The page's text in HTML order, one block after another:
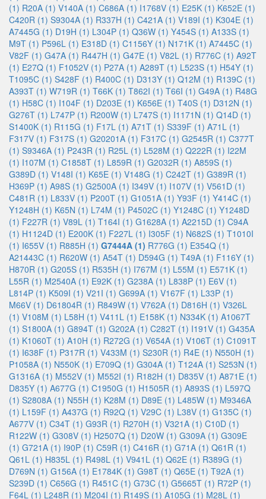
(1) R20A (1) V140A (1) C686A (1) I1768V (1) E25K (1) K652E (1)
C420R (1) S9304A (1) R337H (1) C421A (1) V189I (1) K304E (1)
A7445G (1) D19H (1) L304P (1) Q36W (1) Y454S (1) A133S (1)
M9T (1) P596L (1) E318D (1) C1156Y (1) N171K (1) A7445C (1)
V82F (1) G47A (1) R447H (1) G47E (1) V82L (1) R776C (1) A92T
(1) E27Q (1) F1052V (1) P27A (1) A289T (1) L523S (1) H54Y (1)
T1095C (1) S428F (1) R400C (1) D313Y (1) Q12M (1) R139C (1)
A393T (1) W719R (1) T66K (1) T862I (1) T66I (1) G49A (1) R48G
(1) H58C (1) I104F (1) D203E (1) K656E (1) T40S (1) D312N (1)
G276T (1) L747P (1) R200W (1) L747S (1) I1171N (1) Q14D (1)
S1400K (1) R115G (1) F17L (1) A71T (1) S339F (1) A71L (1)
F317V (1) F317S (1) G20201A (1) F317C (1) G2545R (1) C377T
(1) S9346A (1) P243R (1) R25L (1) L528M (1) Q222R (1) I22M
(1) I107M (1) C1858T (1) L859R (1) G2032R (1) A859S (1)
G389D (1) V148I (1) K65E (1) V148G (1) C242T (1) G389R (1)
H369P (1) A98S (1) G2500A (1) I349V (1) I107V (1) V561D (1)
C481R (1) L833V (1) P200T (1) G1051A (1) Y93F (1) Y414C (1)
Y1248H (1) K65N (1) L74M (1) P4502C (1) Y1248C (1) Y1248D
(1) F227R (1) V89L (1) T164I (1) G1628A (1) A2215D (1) C94A
(1) H1124D (1) E200K (1) F227L (1) I305F (1) N682S (1) T1010I
(1) I655V (1) R885H (1) G7444A (1) R776G (1) E354Q (1)
A21443C (1) R620W (1) A54T (1) D594G (1) T49A (1) F116Y (1)
H870R (1) G205S (1) R535H (1) I767M (1) L55M (1) E571K (1)
L55R (1) M2540A (1) E92K (1) G238A (1) L838P (1) E6V (1)
L814P (1) K509I (1) V21I (1) G699A (1) V167F (1) L33P (1)
M66V (1) D61804R (1) R849W (1) V762A (1) D816H (1) V326L
(1) V108M (1) L58H (1) V411L (1) E158K (1) N334K (1) A1067T
(1) S1800A (1) G894T (1) G202A (1) C282T (1) I191V (1) G435A
(1) K1060T (1) A10H (1) R272G (1) V654A (1) V106T (1) C1091T
(1) I638F (1) P317R (1) V433M (1) S230R (1) R4E (1) N550H (1)
P1058A (1) N550K (1) E709Q (1) G304A (1) T124A (1) S253N (1)
G1316A (1) M552V (1) M552I (1) R182H (1) D835V (1) A871E (1)
D835Y (1) A677G (1) C1950G (1) H1505R (1) A893S (1) L597Q
(1) S2808A (1) N55H (1) K28M (1) D89E (1) L485W (1) M9346A
(1) L159F (1) A437G (1) R92Q (1) V29C (1) L38V (1) G135C (1)
A677V (1) C34T (1) G93R (1) R270H (1) V321A (1) C10D (1)
R122W (1) G308V (1) H2507Q (1) D20W (1) G309A (1) G309E
(1) G721A (1) I90P (1) C59R (1) C416R (1) G71A (1) Q61R (1)
Q61L (1) H835L (1) R498L (1) V941L (1) Q62E (1) R389G (1)
D769N (1) G156A (1) E1784K (1) G98T (1) Q65E (1) T92A (1)
S239D (1) C656G (1) R451C (1) G73C (1) G5665T (1) R72P (1)
F64L (1) L248R (1) M204I (1) R149S (1) A105G (1) M28L (1)